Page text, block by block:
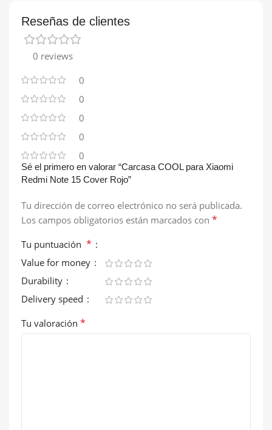
Reseñas de clientes
0 reviews
0
0
0
0
0
Sé el primero en valorar “Carcasa COOL para Xiaomi
Redmi Note 15 Cover Rojo”
Tu dirección de correo electrónico no será publicada.
Los campos obligatorios están marcados con *
Tu puntuación *
Value for money
Durability
Delivery speed
Tu valoración *